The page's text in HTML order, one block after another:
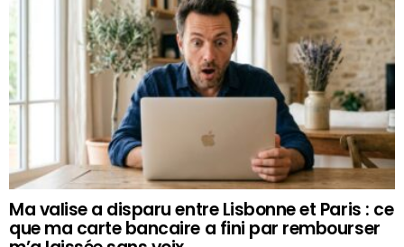
Ma valise a disparu entre Lisbonne et Paris : ce
que ma carte bancaire a fini par rembourser